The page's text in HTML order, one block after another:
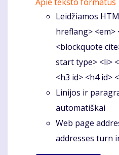
Leidžiamos
hreflang> <em>
<blockquote
start type> <li>
<h3 id> <h4 id>
Linijos ir
automatiškai
Web page
addresses turn